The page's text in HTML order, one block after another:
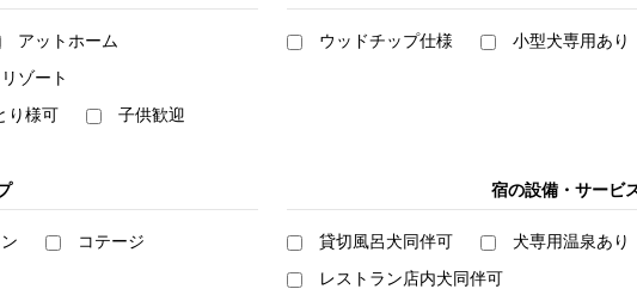
アットホーム
リゾート
り様可 子供歓迎
ウッドチップ仕様 小型犬専用あり
コテージ
宿の設備・サービ
貸切風呂犬同伴可 犬専用温泉あり
レストラン店内犬同伴可